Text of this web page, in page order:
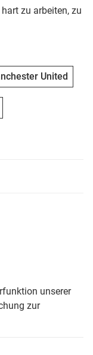
zu arbeiten, zu
United
unserer
zur